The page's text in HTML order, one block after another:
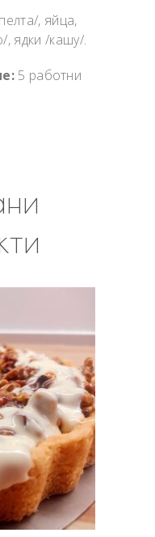
, яйца,
, ядки /кашу/.
5 работни